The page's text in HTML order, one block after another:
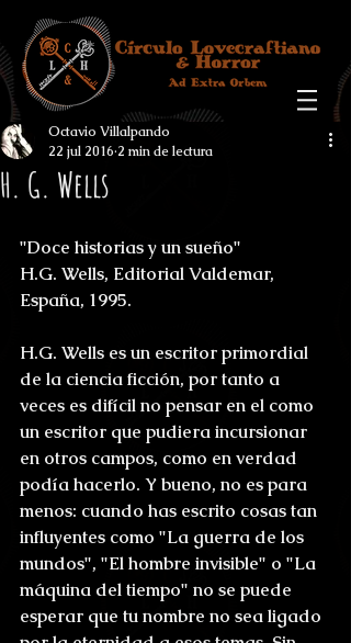
H. G. Wells
Octavio Villalpando
22 jul 2016 2 min de lectura
"Doce historias y un sueño"
H.G. Wells, Editorial Valdemar,
España, 1995.
H.G. Wells es un escritor primordial
de la ciencia ficción, por tanto a
veces es difícil no pensar en el como
un escritor que pudiera incursionar
en otros campos, como en verdad
podía hacerlo. Y bueno, no es para
menos: cuando has escrito cosas tan
influyentes como "La guerra de los
mundos", "El hombre invisible" o "La
máquina del tiempo" no se puede
esperar que tu nombre no sea ligado